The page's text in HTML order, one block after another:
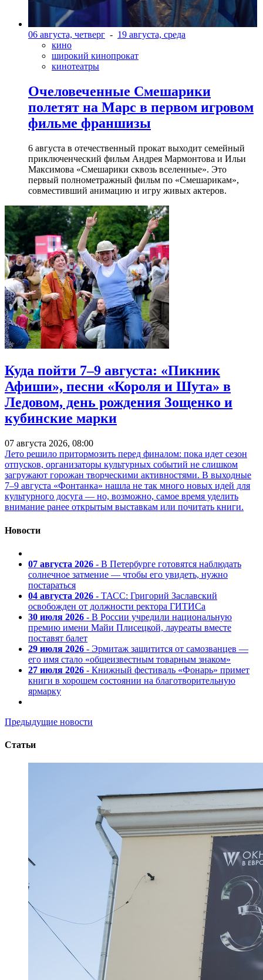
06 августа, четверг - 19 августа, среда
кино
широкий кинопрокат
кинотеатры
Очеловеченные Смешарики
полетят на Марс в первом игровом
фильме франшизы
6 августа в отечественный прокат выходит семейный
приключенческий фильм Андрея Мармонтова и Ильи
Максимова «Смешарики сквозь вселенные». Это
первый полнометражный фильм по «Смешарикам»,
совместивший анимацию и игру живых актеров.
Куда пойти 7–9 августа: «Пикник
Афиши», песни «Короля и Шута» в
Ледовом, день рождения Зощенко и
кубинские марки
07 августа 2026, 08:00
Лето решило притормозить перед финалом: пока идет сезон
отпусков, организаторы культурных событий не слишком
загружают горожан творческими активностями. В выходные
7–9 августа «Фонтанка» нашла не так много новых идей для
культурного досуга — но, возможно, самое время уделить
внимание ранее открытым выставкам или почитать книги.
Новости
07 августа 2026 - В Петербурге готовятся наблюдать
солнечное затмение — чтобы его увидеть, нужно
постараться
04 августа 2026 - ТАСС: Григорий Заславский
освобожден от должности ректора ГИТИСа
30 июля 2026 - В России учредили национальную
премию имени Майи Плисецкой, лауреаты вместе
поставят балет
29 июля 2026 - Эрмитаж защитится от самозванцев —
его имя стало «общеизвестным товарным знаком»
27 июля 2026 - Книжный фестиваль «Фонарь» примет
книги в хорошем состоянии на благотворительную
ярмарку
Предыдущие новости
Статьи